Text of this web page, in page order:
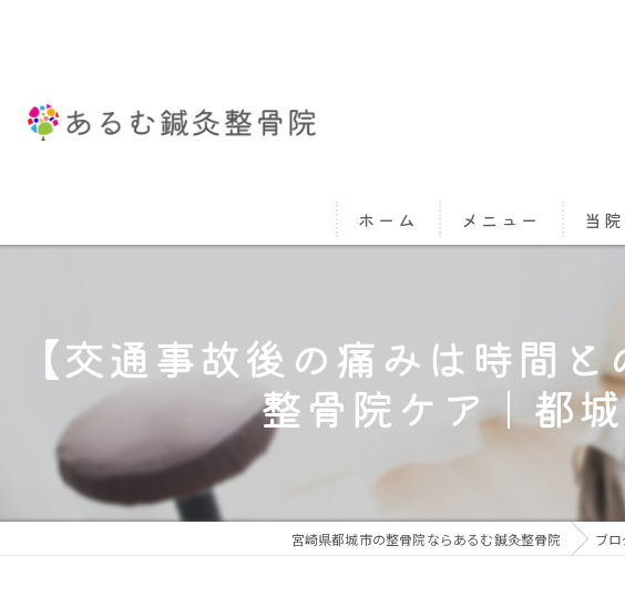
ホーム メニュー 当
ぎっ
交通
肩こり
骨盤
鍼灸
【交通事故後の痛みは時間
整骨院ケア｜都
宮崎県都城市の整骨院ならあるむ鍼灸整骨院 ブ